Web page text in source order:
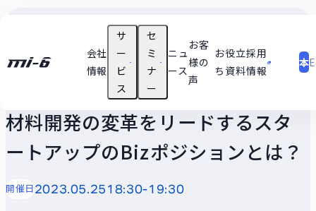
会社
情報
サ
ー
ビ
ス
セ
ミ
ナ
ー
ニュ
ース
お客
様の
声
お役立
ち資料
採用
情報
本
材料開発の変革をリードするスタ
ートアップのBizポジションとは？
開催日2023.05.2518:30-19:30
支援テーマ実績
ユースケース
セミナー動画